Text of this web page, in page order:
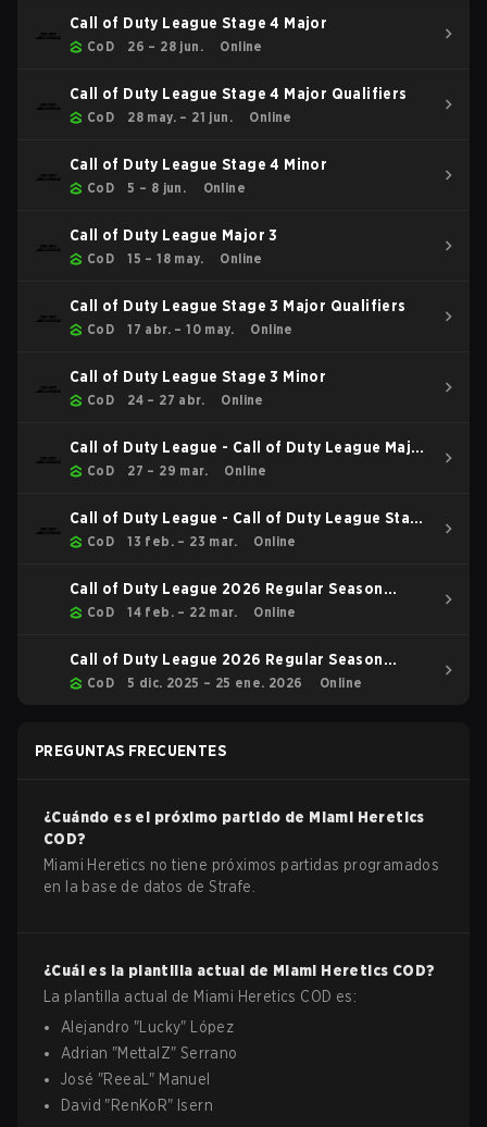
Call of Duty League Stage 4 Major
CoD 26 – 28 jun. Online
Call of Duty League Stage 4 Major Qualifiers
CoD 28 may. – 21 jun. Online
Call of Duty League Stage 4 Minor
CoD 5 – 8 jun. Online
Call of Duty League Major 3
CoD 15 – 18 may. Online
Call of Duty League Stage 3 Major Qualifiers
CoD 17 abr. – 10 may. Online
Call of Duty League Stage 3 Minor
CoD 24 – 27 abr. Online
Call of Duty League - Call of Duty League Major
2 CoD 27 – 29 mar. Online
Call of Duty League - Call of Duty League Stage
2 Major Qualifiers
CoD 13 feb. – 23 mar. Online
Call of Duty League 2026 Regular Season
Stage 2 Qualifiers
CoD 14 feb. – 22 mar. Online
Call of Duty League 2026 Regular Season
Stage 1 Qualifiers
CoD 5 dic. 2025 – 25 ene. 2026 Online
PREGUNTAS FRECUENTES
¿Cuándo es el próximo partido de Miami Heretics
COD?
Miami Heretics no tiene próximos partidas programados
en la base de datos de Strafe.
¿Cuál es la plantilla actual de Miami Heretics COD?
La plantilla actual de Miami Heretics COD es:
Alejandro " Lucky"
López
Adrian "MettalZ" Serrano
José "ReeaL " Manuel
David "RenKoR" Isern